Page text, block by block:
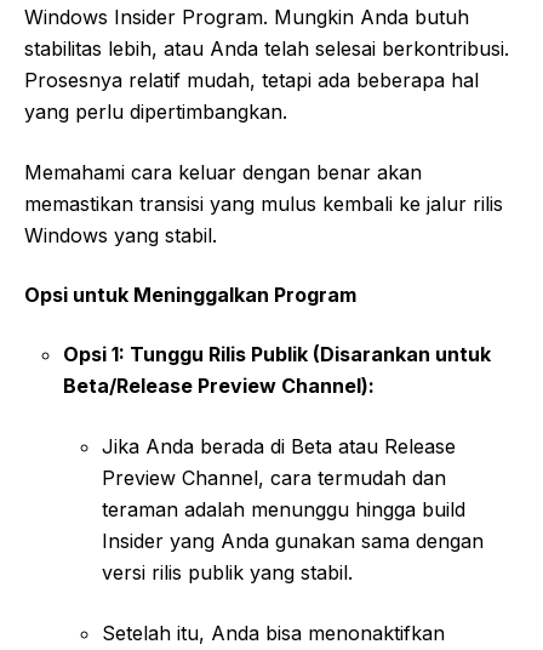
Windows Insider Program. Mungkin Anda butuh
stabilitas lebih, atau Anda telah selesai berkontribusi.
Prosesnya relatif mudah, tetapi ada beberapa hal
yang perlu dipertimbangkan.
Memahami cara keluar dengan benar akan
memastikan transisi yang mulus kembali ke jalur rilis
Windows yang stabil.
Opsi untuk Meninggalkan Program
Opsi 1: Tunggu Rilis Publik (Disarankan untuk
Beta/Release Preview Channel):
Jika Anda berada di Beta atau Release
Preview Channel, cara termudah dan
teraman adalah menunggu hingga build
Insider yang Anda gunakan sama dengan
versi rilis publik yang stabil.
Setelah itu, Anda bisa menonaktifkan